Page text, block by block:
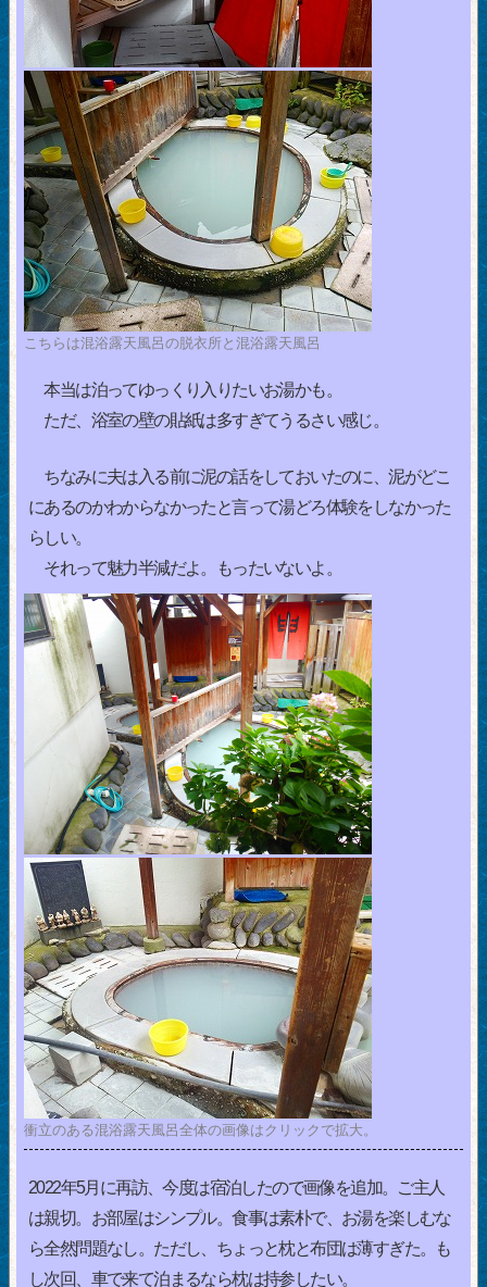
こちらは混浴露天風呂の脱衣所と混浴露天風呂
本当は泊ってゆっくり入りたいお湯かも。
ただ、浴室の壁の貼紙は多すぎてうるさい感じ。
ちなみに夫は入る前に泥の話をしておいたのに、泥がどこ
にあるのかわからなかったと言って湯どろ体験をしなかった
らしい。
それって魅力半減だよ。もったいないよ。
衝立のある混浴露天風呂全体の画像はクリックで拡大。
2022年5月に再訪、今度は宿泊したので画像を追加。ご主人
は親切。お部屋はシンプル。食事は素朴で、お湯を楽しむな
ら全然問題なし。ただし、ちょっと枕と布団は薄すぎた。も
し次回、車で来て泊まるなら枕は持参したい。